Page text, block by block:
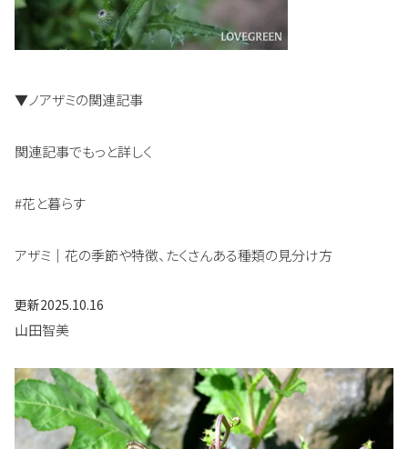
▼ノアザミの関連記事
関連記事でもっと詳しく
#花と暮らす
アザミ｜花の季節や特徴、たくさんある種類の見分け方
更新2025.10.16
山田智美